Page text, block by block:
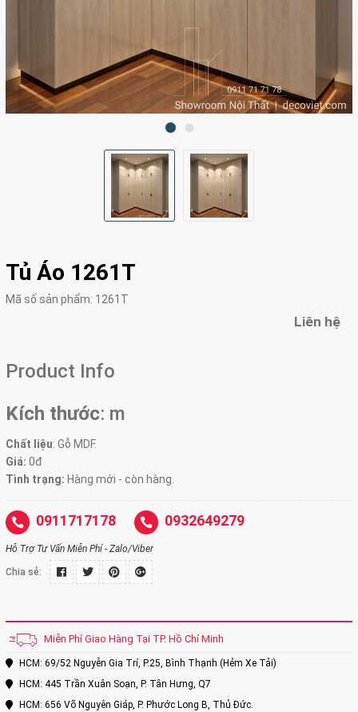
Tủ Áo 1261T
Mã số sản phẩm: 1261T
Liên hệ
Product Info
Kích thước: m
Chất liệu: Gỗ MDF.
Giá: 0đ
Tình trạng: Hàng mới - còn hàng.
0911717178 0932649279
Hỗ Trợ Tư Vấn Miễn Phí - Zalo/Viber
Chia sẻ:
Miễn Phí Giao Hàng Tại TP. Hồ Chí Minh
HCM: 69/52 Nguyễn Gia Trí, P.25, Bình Thạnh (Hẻm Xe Tải)
HCM: 445 Trần Xuân Soạn, P. Tân Hưng, Q7
HCM: 656 Võ Nguyên Giáp, P. Phước Long B, Thủ Đức.